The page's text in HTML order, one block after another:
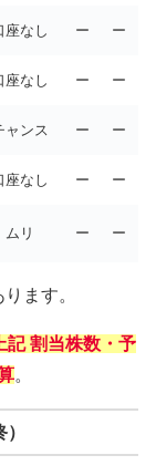
座なし ー ー
座なし ー ー
ャンス ー ー
座なし ー ー
ムリ ー ー
ます。
記 割当株数・予
。